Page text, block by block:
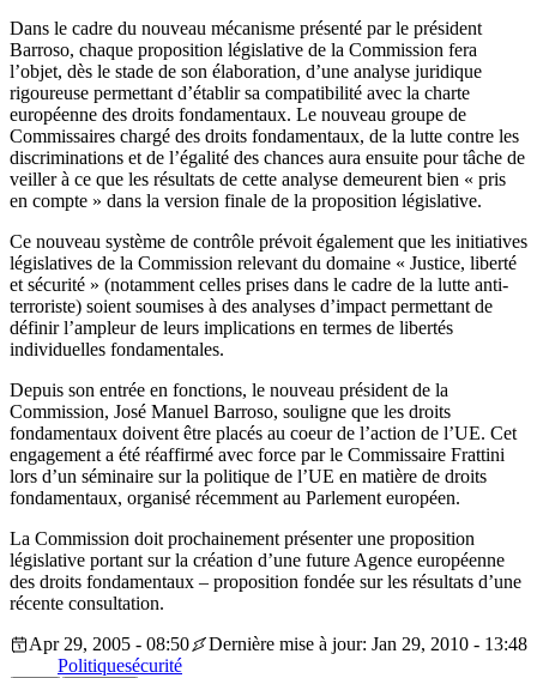
Dans le cadre du nouveau mécanisme présenté par le président
Barroso, chaque proposition législative de la Commission fera
l’objet, dès le stade de son élaboration, d’une analyse juridique
rigoureuse permettant d’établir sa compatibilité avec la charte
européenne des droits fondamentaux. Le nouveau groupe de
Commissaires chargé des droits fondamentaux, de la lutte contre les
discriminations et de l’égalité des chances aura ensuite pour tâche de
veiller à ce que les résultats de cette analyse demeurent bien « pris
en compte » dans la version finale de la proposition législative.
Ce nouveau système de contrôle prévoit également que les initiatives
législatives de la Commission relevant du domaine « Justice, liberté
et sécurité » (notamment celles prises dans le cadre de la lutte anti-
terroriste) soient soumises à des analyses d’impact permettant de
définir l’ampleur de leurs implications en termes de libertés
individuelles fondamentales.
Depuis son entrée en fonctions, le nouveau président de la
Commission, José Manuel Barroso, souligne que les droits
fondamentaux doivent être placés au coeur de l’action de l’UE. Cet
engagement a été réaffirmé avec force par le Commissaire Frattini
lors d’un séminaire sur la politique de l’UE en matière de droits
fondamentaux, organisé récemment au Parlement européen.
La Commission doit prochainement présenter une proposition
législative portant sur la création d’une future Agence européenne
des droits fondamentaux – proposition fondée sur les résultats d’une
récente consultation.
Apr 29, 2005 - 08:50
Dernière mise à jour: Jan 29, 2010 - 13:48
Politiquesécurité